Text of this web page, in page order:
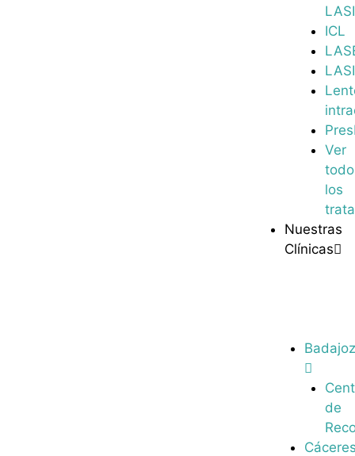
ICL
Ver
los
Nuestras
Clínicas
de